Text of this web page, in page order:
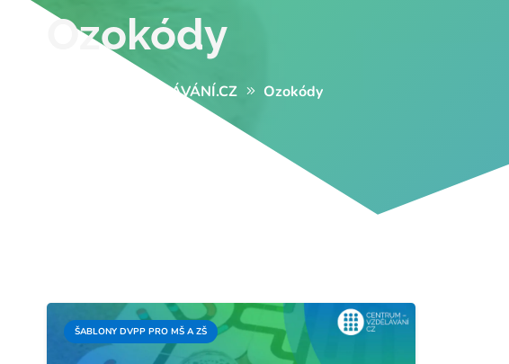
Ozokódy
CENTRUM-VZDĚLÁVÁNÍ.CZ Ozokódy
ŠABLONY DVPP PRO MŠ A ZŠ